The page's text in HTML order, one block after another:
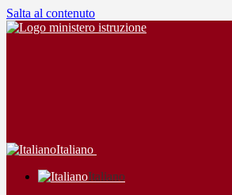
Salta al contenuto
Italiano
Italiano